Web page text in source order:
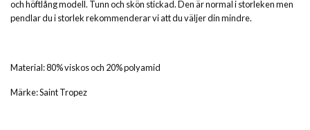
och höftlång modell. Tunn och skön stickad. Den är normal i storleken men
pendlar du i storlek rekommenderar vi att du väljer din mindre.
Material: 80% viskos och 20% polyamid
Märke: Saint Tropez